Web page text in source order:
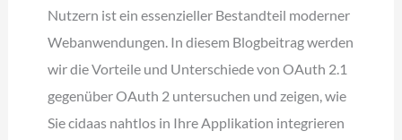
Pages
Nutzern ist ein essenzieller Bestandteil moderner
Webanwendungen. In diesem Blogbeitrag werden
wir die Vorteile und Unterschiede von OAuth 2.1
gegenüber OAuth 2 untersuchen und zeigen, wie
Sie cidaas nahtlos in Ihre Applikation integrieren